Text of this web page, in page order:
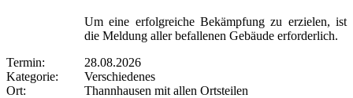
Um eine erfolgreiche Bekämpfung zu erzielen, ist
die Meldung aller befallenen Gebäude erforderlich.
Termin:
28.08.2026
Kategorie:
Verschiedenes
Ort:
Thannhausen mit allen Ortsteilen